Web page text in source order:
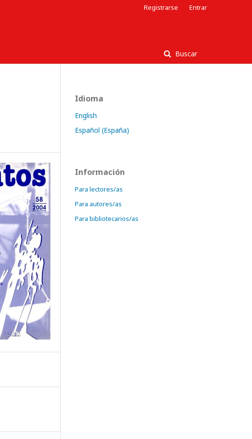
Buscar
Registrarse Entrar
Idioma
English
Español (España)
Información
Para lectores/as
Para autores/as
Para bibliotecarios/as